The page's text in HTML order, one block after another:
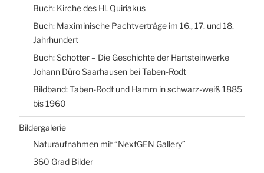
Buch: Kirche des Hl. Quiriakus
Buch: Maximinische Pachtverträge im 16., 17. und 18.
Jahrhundert
Buch: Schotter – Die Geschichte der Hartsteinwerke
Johann Düro Saarhausen bei Taben-Rodt
Bildband: Taben-Rodt und Hamm in schwarz-weiß 1885
bis 1960
Bildergalerie
Naturaufnahmen mit “NextGEN Gallery”
360 Grad Bilder